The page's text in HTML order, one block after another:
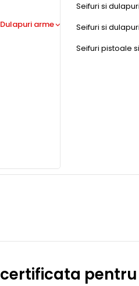
Dulapuri arme
Seifuri si
Seifuri si
Seifuri pistoale